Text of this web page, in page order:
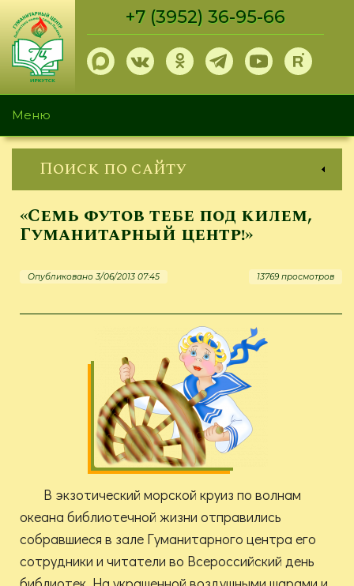
Перейти
основному
содержанию
+7 (3952) 36-95-66
Меню
Поиск по сайту
«Семь футов тебе под килем,
Гуманитарный центр!»
Опубликовано 3/06/2013 07:45 13769 просмотров
В экзотический морской круиз по волнам
океана библиотечной жизни отправились
собравшиеся в зале Гуманитарного центра его
сотрудники и читатели во Всероссийский день